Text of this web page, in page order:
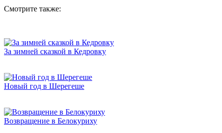
Смотрите также:
За зимней сказкой в Кедровку
Новый год в Шерегеше
Возвращение в Белокуриху